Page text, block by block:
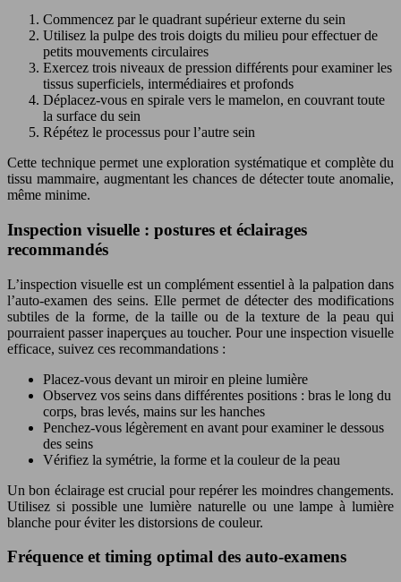
Commencez par le quadrant supérieur externe du sein
Utilisez la pulpe des trois doigts du milieu pour effectuer de
petits mouvements circulaires
Exercez trois niveaux de pression différents pour examiner les
tissus superficiels, intermédiaires et profonds
Déplacez-vous en spirale vers le mamelon, en couvrant toute
la surface du sein
Répétez le processus pour l’autre sein
Cette technique permet une exploration systématique et complète du
tissu mammaire, augmentant les chances de détecter toute anomalie,
même minime.
Inspection visuelle : postures et éclairages
recommandés
L’inspection visuelle est un complément essentiel à la palpation dans
l’auto-examen des seins. Elle permet de détecter des modifications
subtiles de la forme, de la taille ou de la texture de la peau qui
pourraient passer inaperçues au toucher. Pour une inspection visuelle
efficace, suivez ces recommandations :
Placez-vous devant un miroir en pleine lumière
Observez vos seins dans différentes positions : bras le long du
corps, bras levés, mains sur les hanches
Penchez-vous légèrement en avant pour examiner le dessous
des seins
Vérifiez la symétrie, la forme et la couleur de la peau
Un bon éclairage est crucial pour repérer les moindres changements.
Utilisez si possible une lumière naturelle ou une lampe à lumière
blanche pour éviter les distorsions de couleur.
Fréquence et timing optimal des auto-examens